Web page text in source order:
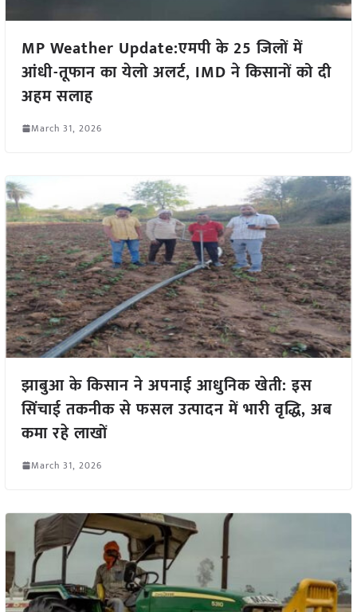
MP Weather Update:एमपी के 25 जिलों में
आंधी-तूफान का येलो अलर्ट, IMD ने किसानों को दी
अहम सलाह
March 31, 2026
झाबुआ के किसान ने अपनाई आधुनिक खेती: इस
सिंचाई तकनीक से फसल उत्पादन में भारी वृद्धि, अब
कमा रहे लाखों
March 31, 2026